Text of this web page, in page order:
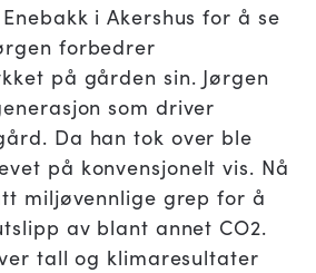
i Akershus for å se
forbedrer
på gården sin. Jørgen
som driver
Da han tok over ble
på konvensjonelt vis. Nå
miljøvennlige grep for å
av blant annet CO2.
tall og klimaresultater